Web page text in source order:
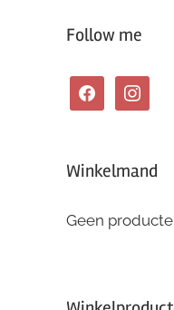
Follow me
facebook
Winkelmand
Geen